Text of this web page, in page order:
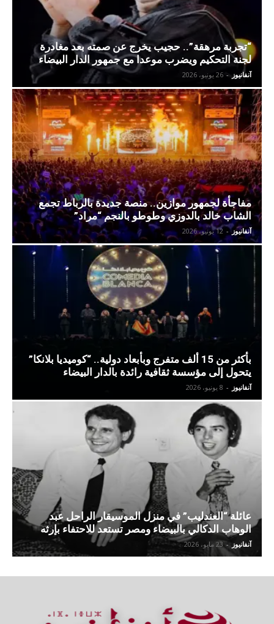
“تجربة مرهقة”.. حجيب يخرج عن صمته بعد مغادرة
لجنة التحكيم ويضرب موعدا مع جمهور الدار البيضاء
آنفانيوز - 26 يونيو، 2026
مفاجأة لجمهور موازين.. منصة جديدة بالرباط تجمع
الشاب خالد بالدوزي وطوطو بالنجم “مراد”
آنفانيوز - 12 يونيو، 2026
بأكثر من 15 ألف متفرج وبأبعاد دولية.. “كوميديا بلانكا”
يتحول إلى مؤسسة ثقافية رائدة بالدار البيضاء
آنفانيوز - 8 يونيو، 2026
عائلة “العندليب” في منزل الموسيقار الراحل عبد
الوهاب الدكالي بالبيضاء ومصر تستعد للاحتفاء بإرثه
آنفانيوز - 23 مايو، 2026